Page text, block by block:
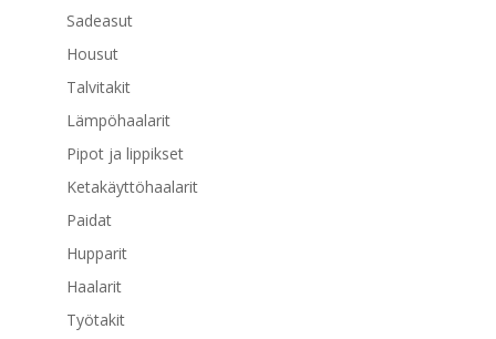
Sadeasut
Housut
Talvitakit
Lämpöhaalarit
Pipot ja lippikset
Ketakäyttöhaalarit
Paidat
Hupparit
Haalarit
Työtakit